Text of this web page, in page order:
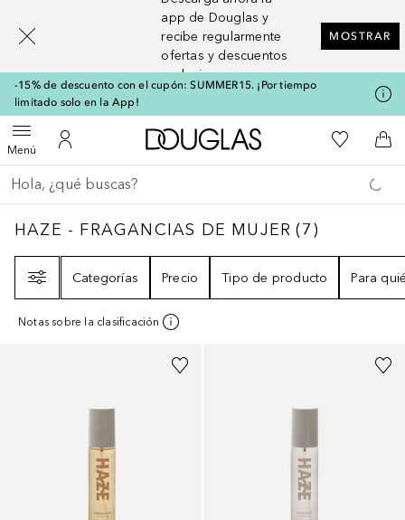
app de Douglas y
recibe regularmente
ofertas y descuentos
exclusivos
MOSTRAR
-15% de descuento con el cupón: SUMMER15. ¡Por tiempo
limitado solo en la App!
MenúAbrir menúMi cuenta
A Douglas HomeMi lista de
A
Regresar
Ejecutar búsqueda
HAZE - FRAGANCIAS DE MUJER7
HAZE - FRAGANCIAS DE MUJER (7)
Categorías
Precio Tipo de producto Para
Notas sobre la clasificación
[navigation.slideout.screenreader]